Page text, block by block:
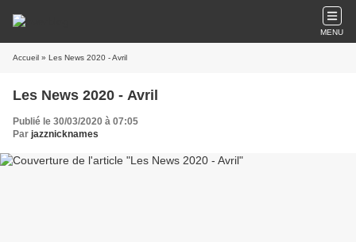
MENU
Accueil » Les News 2020 - Avril
Les News 2020 - Avril
Publié le 30/03/2020 à 07:05
Par jazznicknames